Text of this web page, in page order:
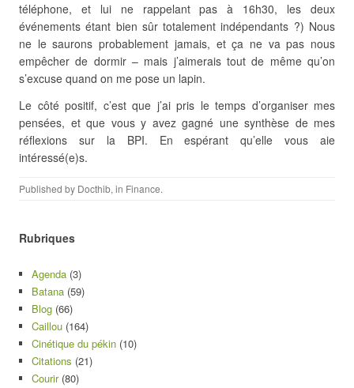
téléphone, et lui ne rappelant pas à 16h30, les deux
événements étant bien sûr totalement indépendants ?) Nous
ne le saurons probablement jamais, et ça ne va pas nous
empêcher de dormir – mais j’aimerais tout de même qu’on
s’excuse quand on me pose un lapin.
Le côté positif, c’est que j’ai pris le temps d’organiser mes
pensées, et que vous y avez gagné une synthèse de mes
réflexions sur la BPI. En espérant qu’elle vous aie
intéressé(e)s.
Published by Docthib, in Finance.
Rubriques
Agenda (3)
Batana (59)
Blog (66)
Caillou (164)
Cinétique du pékin (10)
Citations (21)
Courir(80)